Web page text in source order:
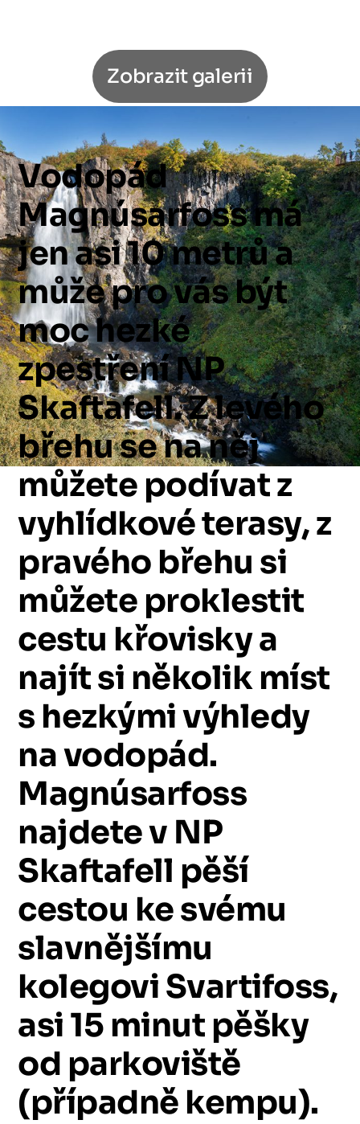
Zobrazit galerii
Vodopád
Magnúsarfossmá
jenasi10metrůa
můžeprovásbýt
mochezké
zpestřeníNP
Skaftafell.Zlevého
břehusenaněj
můžete podívatz
vyhlídkovéterasy,z
pravého břehu si
můžete proklestit
cestu křoviskya
najítsi několik míst
s hezkýmivýhledy
navodopád.
Magnúsarfoss
najdetev NP
Skaftafell pěší
cestou kesvému
slavnějšímu
kolegoviSvartifoss,
asi15 minut pěšky
od parkoviště
(případně kempu).